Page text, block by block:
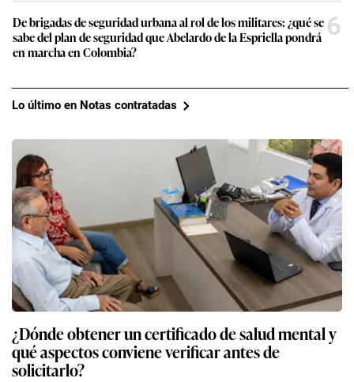
De brigadas de seguridad urbana al rol de los militares: ¿qué se
sabe del plan de seguridad que Abelardo de la Espriella pondrá
en marcha en Colombia?
6
Lo último en Notas contratadas
¿Dónde obtener un certificado de salud mental y
qué aspectos conviene verificar antes de
solicitarlo?